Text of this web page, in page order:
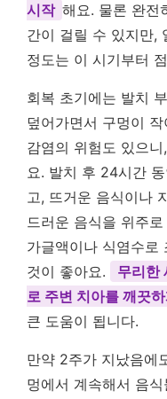
시작 해요. 물론 완전
간이 걸릴 수 있지만,
정도는 이 시기부터
회복 초기에는 발치
덮어가면서 구멍이
감염의 위험도 있으
요. 발치 후 24시간
고, 뜨거운 음식이나
드러운 음식을 위주
가글액이나 식염수로
것이 좋아요.
무리한
로 주변 치아를 깨끗
큰 도움이 됩니다.
만약 2주가 지났음에
멍에서 계속해서 음